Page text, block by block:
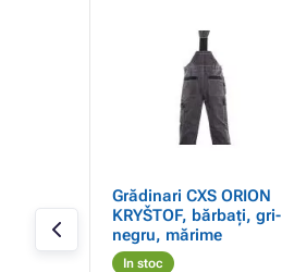
Grădinari CXS ORION
KRYŠTOF, bărbați, gri-
negru, mărime
In stoc